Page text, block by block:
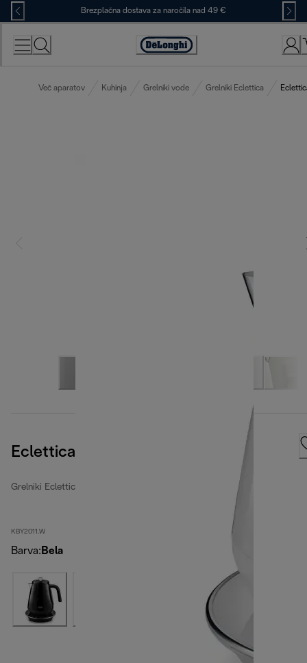
Skip
to
Content
Brezplačna dostava za naročila nad 49 €
Accessibility
Več aparatov Kuhinja Grelniki vode Grelniki Eclettica
Eclettica SpecialTea
Grelniki Eclettica
KBY2011.W
Barva: Bela